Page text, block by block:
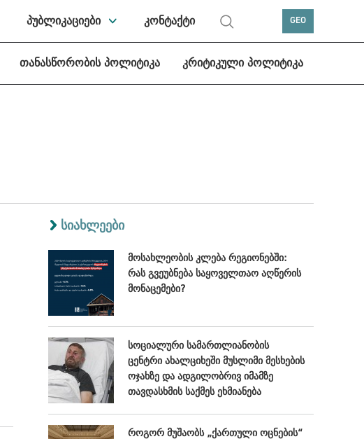
პუბლიკაციები კონტაქტი GEO
თანასწორობის პოლიტიკა კრიტიკული პოლიტიკა
სიახლეები
მოსახლეობის კლება რეგიონებში:
რას გვეუბნება საყოველთაო აღწერის
მონაცემები?
სოციალური სამართლიანობის
ცენტრი ახალციხეში მუსლიმი მესხების
ოჯახზე და ადგილობრივ იმამზე
თავდასხმის საქმეს ეხმიანება
როგორ მუშაობს „ქართული ოცნების“